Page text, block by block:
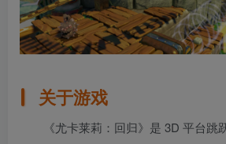
关于游戏
《尤卡莱莉：回归》是 3D 平台跳